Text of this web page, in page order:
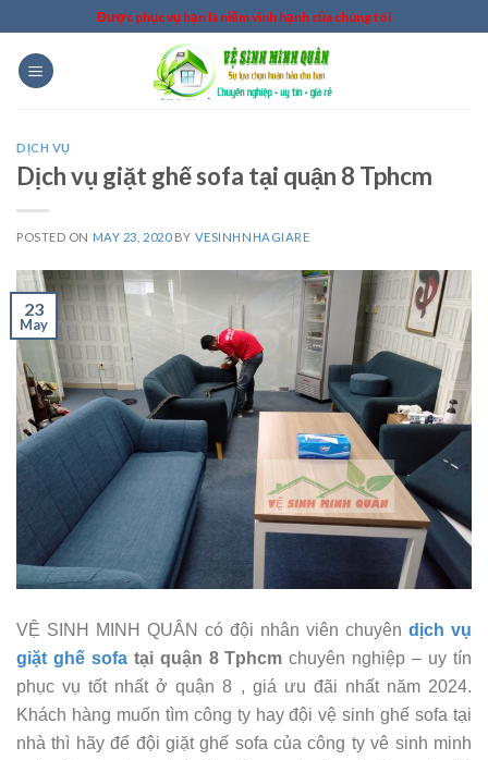
to
content
Được phục vụ bạn là niềm vinh hạnh của chúng tôi
DỊCH VỤ
Dịch vụ giặt ghế sofa tại quận 8 Tphcm
POSTED ON MAY 23, 2020BY VESINHNHAGIARE
23
May
VỆ SINH MINH QUÂN có đội nhân viên chuyên dịch vụ
giặt ghế sofatại quận 8 Tphcm chuyên nghiệp – uy tín
phục vụ tốt nhất ở quận 8 , giá ưu đãi nhất năm 2024.
Khách hàng muốn tìm công ty hay đội vệ sinh ghế sofa tại
nhà thì hãy để đội giặt ghế sofa của công ty vê sinh minh